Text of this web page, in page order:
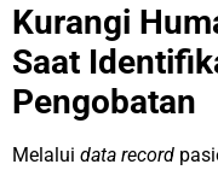
Kurangi
Saat
Pengobatan
Melalui data record